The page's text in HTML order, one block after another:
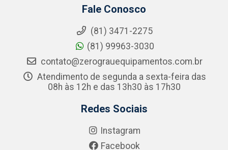
Fale Conosco
(81) 3471-2275
(81) 99963-3030
contato@zerograuequipamentos.com.br
Atendimento de segunda a sexta-feira das
08h às 12h e das 13h30 às 17h30
Redes Sociais
Instagram
Facebook